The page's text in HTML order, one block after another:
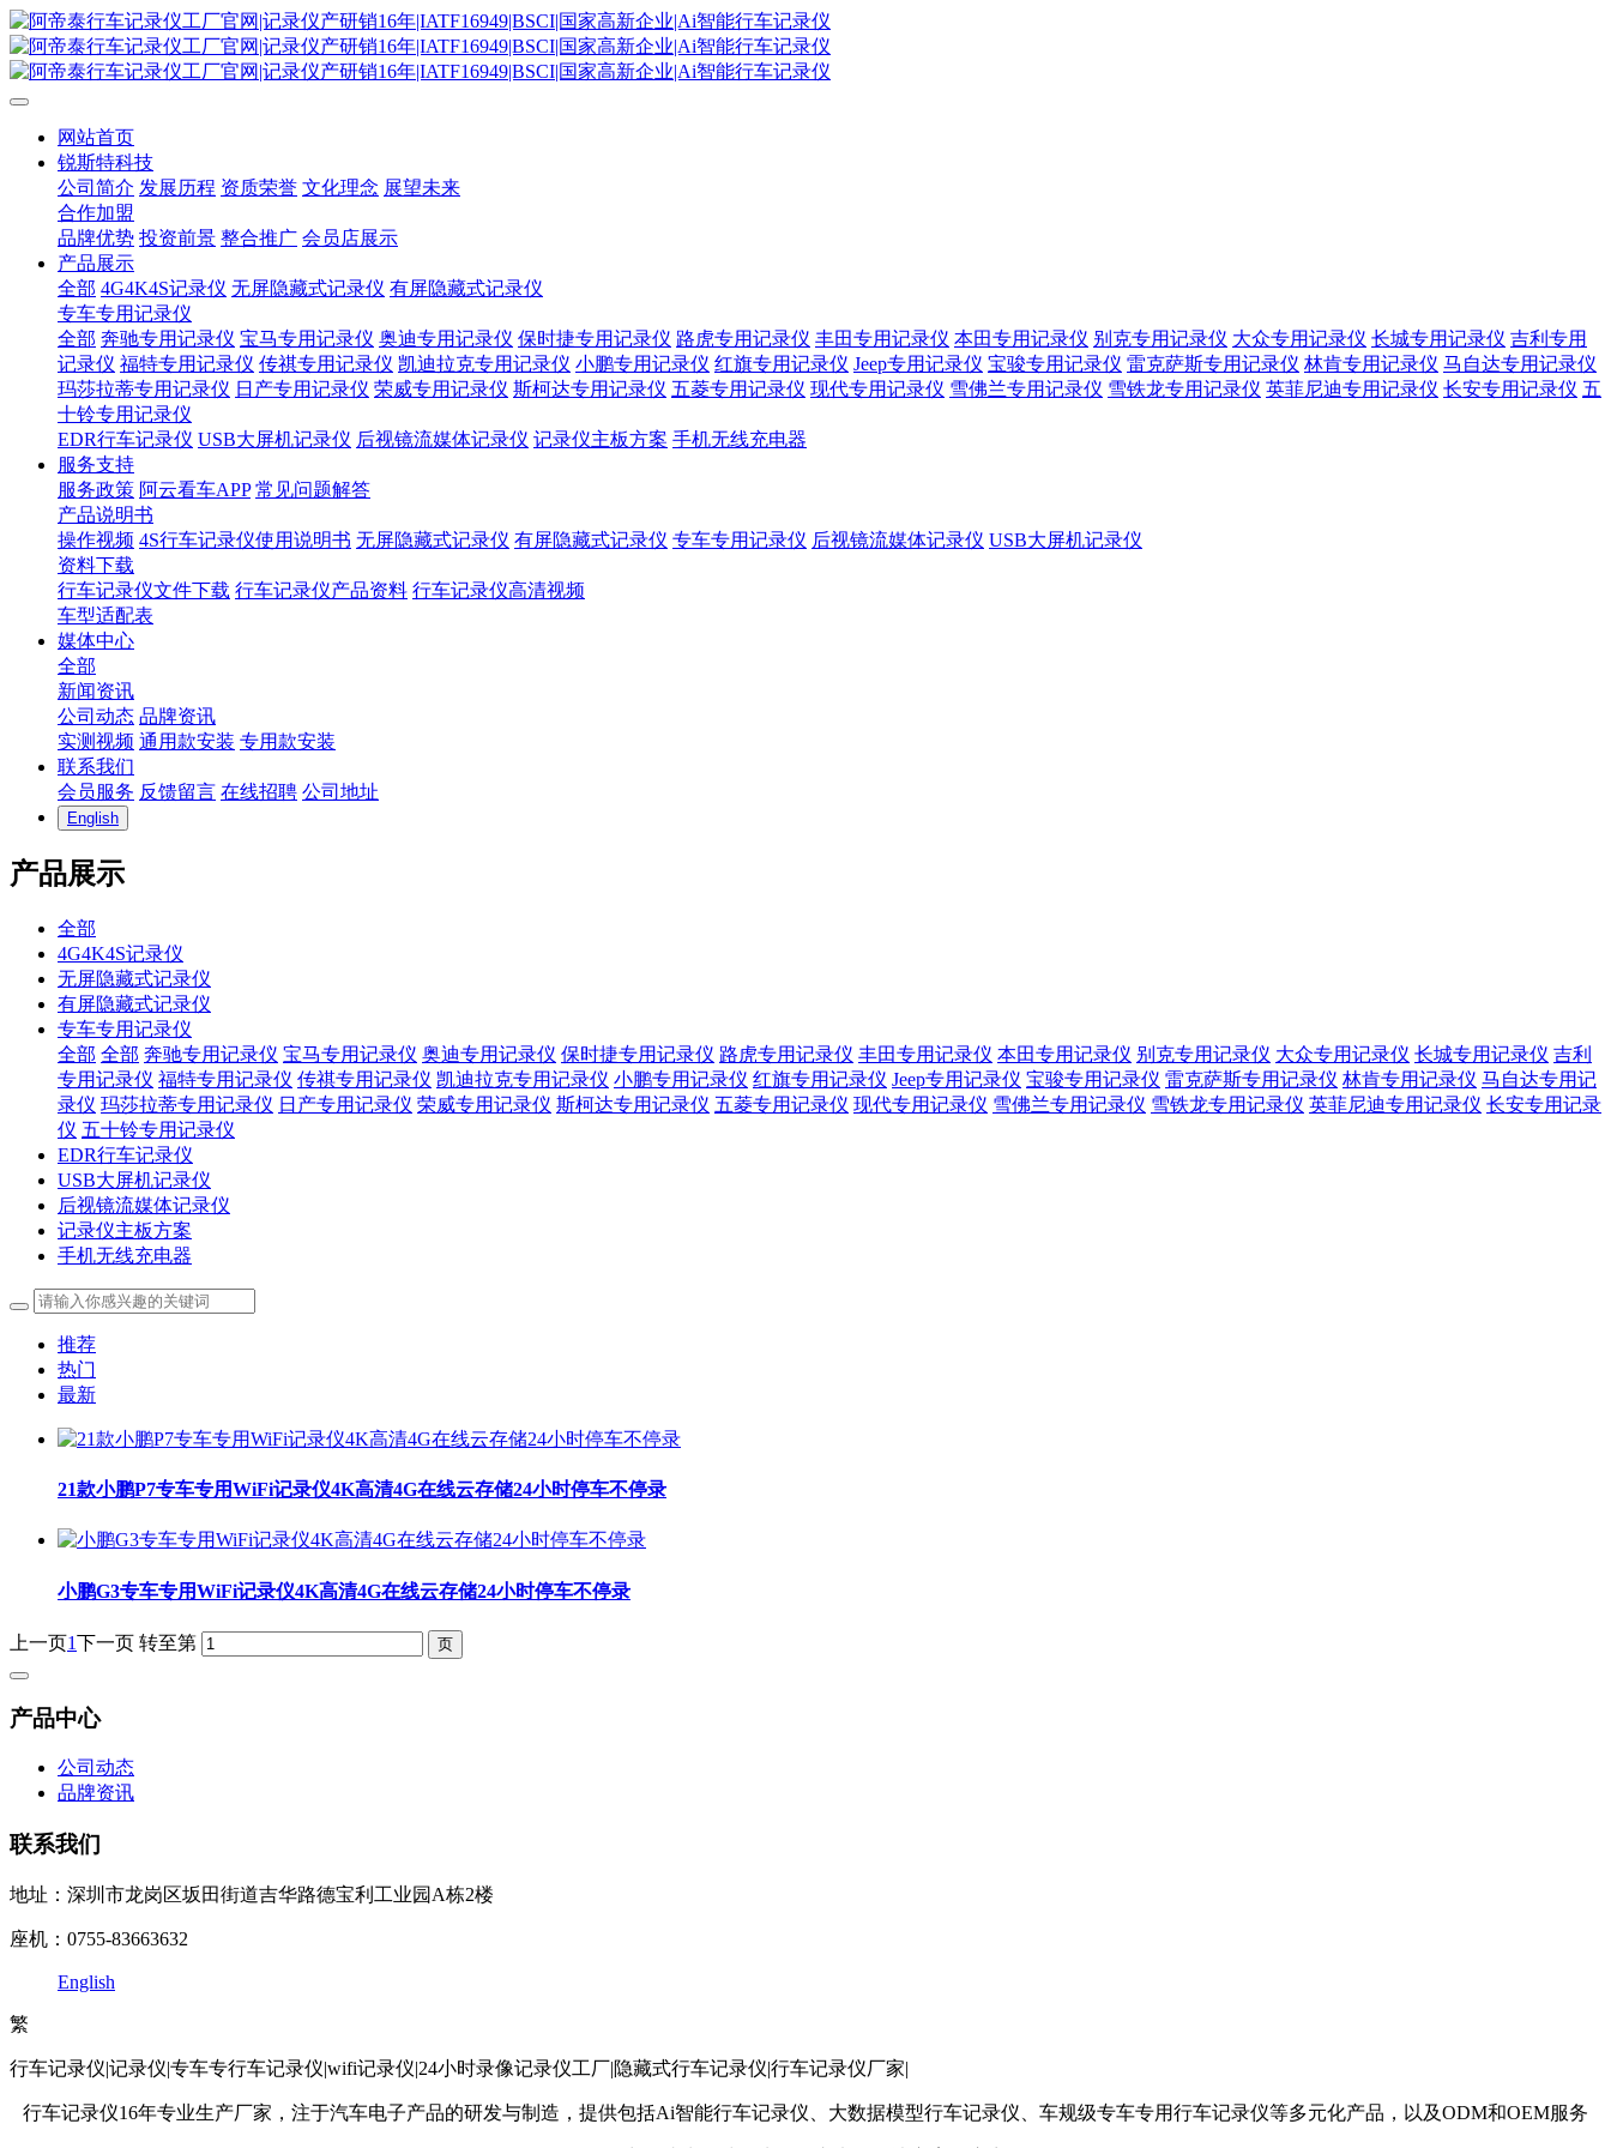
网站首页
锐斯特科技
公司简介 发展历程 资质荣誉 文化理念 展望未来
合作加盟
品牌优势 投资前景 整合推广 会员店展示
产品展示
全部 4G4K4S记录仪 无屏隐藏式记录仪 有屏隐藏式记录仪
专车专用记录仪
全部 奔驰专用记录仪 宝马专用记录仪 奥迪专用记录仪 保时捷专用记录仪 路虎专用记录仪 丰田专用记录仪 本田专用记录仪 别克专用记录仪 大众专用记录仪 长城专用记录仪 吉利专用
记录仪 福特专用记录仪 传祺专用记录仪 凯迪拉克专用记录仪 小鹏专用记录仪 红旗专用记录仪 Jeep专用记录仪 宝骏专用记录仪 雷克萨斯专用记录仪 林肯专用记录仪 马自达专用记录仪
玛莎拉蒂专用记录仪 日产专用记录仪 荣威专用记录仪 斯柯达专用记录仪 五菱专用记录仪 现代专用记录仪 雪佛兰专用记录仪 雪铁龙专用记录仪 英菲尼迪专用记录仪 长安专用记录仪 五
十铃专用记录仪
EDR行车记录仪 USB大屏机记录仪 后视镜流媒体记录仪 记录仪主板方案 手机无线充电器
服务支持
服务政策 阿云看车APP 常见问题解答
产品说明书
操作视频 4S行车记录仪使用说明书 无屏隐藏式记录仪 有屏隐藏式记录仪 专车专用记录仪 后视镜流媒体记录仪 USB大屏机记录仪
资料下载
行车记录仪文件下载 行车记录仪产品资料 行车记录仪高清视频
车型适配表
媒体中心
全部
新闻资讯
公司动态 品牌资讯
实测视频 通用款安装 专用款安装
联系我们
会员服务 反馈留言 在线招聘 公司地址
English
产品展示
全部
4G4K4S记录仪
无屏隐藏式记录仪
有屏隐藏式记录仪
专车专用记录仪
全部 全部 奔驰专用记录仪 宝马专用记录仪 奥迪专用记录仪 保时捷专用记录仪 路虎专用记录仪 丰田专用记录仪 本田专用记录仪 别克专用记录仪 大众专用记录仪 长城专用记录仪 吉利
专用记录仪 福特专用记录仪 传祺专用记录仪 凯迪拉克专用记录仪 小鹏专用记录仪 红旗专用记录仪 Jeep专用记录仪 宝骏专用记录仪 雷克萨斯专用记录仪 林肯专用记录仪 马自达专用记
录仪 玛莎拉蒂专用记录仪 日产专用记录仪 荣威专用记录仪 斯柯达专用记录仪 五菱专用记录仪 现代专用记录仪 雪佛兰专用记录仪 雪铁龙专用记录仪 英菲尼迪专用记录仪 长安专用记录
仪 五十铃专用记录仪
EDR行车记录仪
USB大屏机记录仪
后视镜流媒体记录仪
记录仪主板方案
手机无线充电器
推荐
热门
最新
21款小鹏P7专车专用WiFi记录仪4K高清4G在线云存储24小时停车不停录
小鹏G3专车专用WiFi记录仪4K高清4G在线云存储24小时停车不停录
上一页1下一页 转至第
产品中心
公司动态
品牌资讯
联系我们
地址：深圳市龙岗区坂田街道吉华路德宝利工业园A栋2楼
座机：0755-83663632
English
繁
行车记录仪|记录仪|专车专行车记录仪|wifi记录仪|24小时录像记录仪工厂|隐藏式行车记录仪|行车记录仪厂家|
行车记录仪16年专业生产厂家，注于汽车电子产品的研发与制造，提供包括Ai智能行车记录仪、大数据模型行车记录仪、车规级专车专用行车记录仪等多元化产品，以及ODM和OEM服务